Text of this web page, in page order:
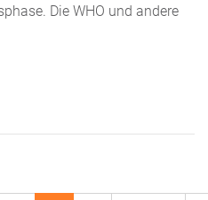
Die WHO und andere
INTERNATIONAL